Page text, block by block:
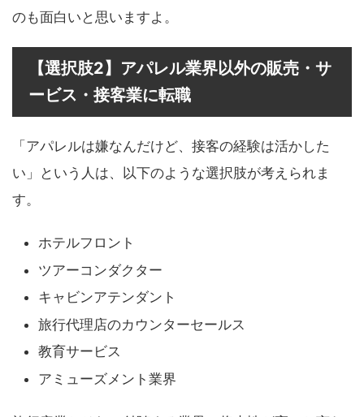
のも面白いと思いますよ。
【選択肢2】アパレル業界以外の販売・サ
ービス・接客業に転職
「アパレルは嫌なんだけど、接客の経験は活かした
い」という人は、以下のような選択肢が考えられま
す。
ホテルフロント
ツアーコンダクター
キャビンアテンダント
旅行代理店のカウンターセールス
教育サービス
アミューズメント業界